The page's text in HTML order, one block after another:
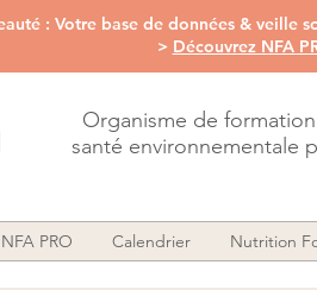
: Votre base de données & veille
> Découvrez NFA
Organisme de
santé environnementale
NFA PRO Calendrier Nutrition